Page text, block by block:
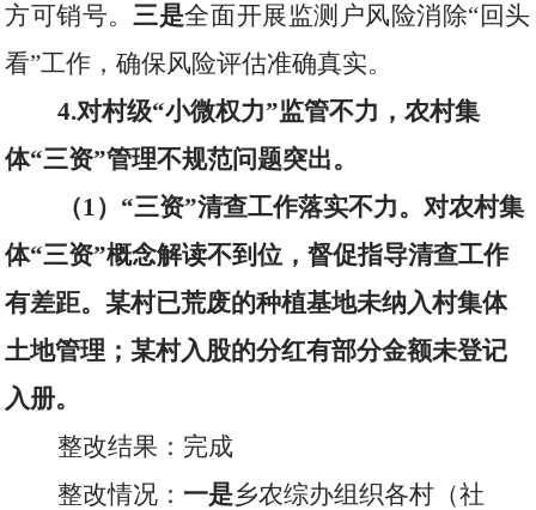
方可销号。三是全面开展监测户风险消除“回头
看”工作，确保风险评估准确真实。
4.对村级“小微权力”监管不力，农村集
体“三资”管理不规范问题突出。
（1）“三资”清查工作落实不力。对农村集
体“三资”概念解读不到位，督促指导清查工作
有差距。某村已荒废的种植基地未纳入村集体
土地管理；某村入股的分红有部分金额未登记
入册。
整改结果：完成
整改情况： 一是乡农综办组织各村（社